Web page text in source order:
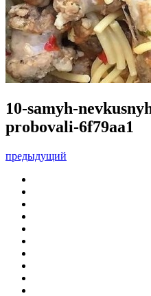
10-samyh-
probovali-6f79aa1
предыдущий